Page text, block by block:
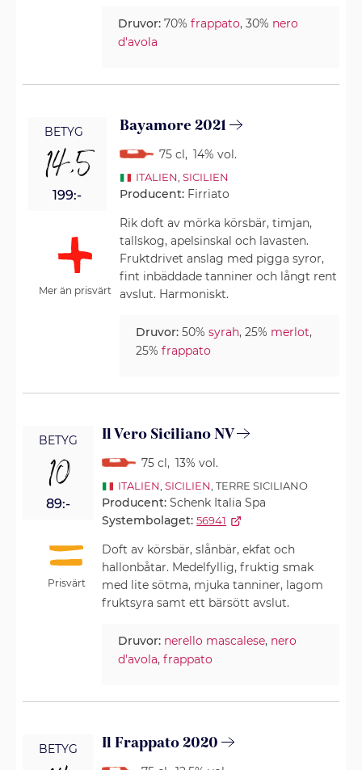
Druvor: 70%frappato, 30% nero
d'avola
BETYG
14,5
199:-
Mer än prisvärt
Bayamore 2021
75 cl, 14% vol.
ITALIEN SICILIEN
Producent: Firriato
Rik doft av mörka körsbär, timjan,
tallskog, apelsinskal och lavasten.
Fruktdrivet anslag med pigga syror,
fint inbäddade tanniner och långt rent
avslut. Harmoniskt.
Druvor: 50%syrah, 25% merlot,
25%frappato
BETYG
10
89:-
Prisvärt
Il Vero Siciliano NV
75 cl, 13% vol.
ITALIEN SICILIEN , TERRE SICILIANO
Producent:Schenk Italia Spa
Systembolaget: 56941
Doft av körsbär, slånbär, ekfat och
hallonbåtar. Medelfyllig, fruktig smak
med lite sötma, mjuka tanniner, lagom
fruktsyra samt ett bärsött avslut.
Druvor: nerello mascalese, nero
d'avola,frappato
BETYG Il Frappato 2020